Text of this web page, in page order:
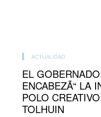
ACTUALIDAD
EL
ENCABEZÃ“ LA
POLO
TOLHUIN